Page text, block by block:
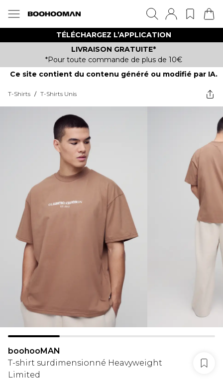
TÉLÉCHARGEZ L’APPLICATION
LIVRAISON GRATUITE*
*Pour toute commande de plus de 10€
Ce site contient du contenu généré ou modifié par IA.
T-Shirts / T-Shirts Unis
boohooMAN
T-shirt surdimensionné Heavyweight
Limited